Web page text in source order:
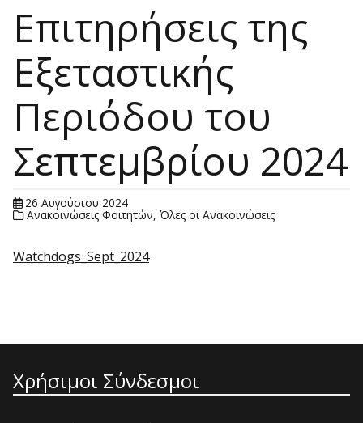
Επιτηρήσεις της
Εξεταστικής
Περιόδου του
Σεπτεμβρίου 2024
26 Αυγούστου 2024
Ανακοινώσεις Φοιτητών,Όλες οι Ανακοινώσεις
Watchdogs_Sept_2024
Χρήσιμοι Σύνδεσμοι